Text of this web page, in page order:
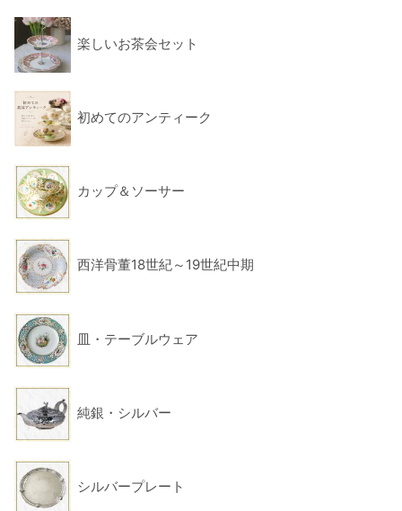
楽しいお茶会セット
初めてのアンティーク
カップ＆ソーサー
西洋骨董18世紀～19世紀中期
皿・テーブルウェア
純銀・シルバー
シルバープレート